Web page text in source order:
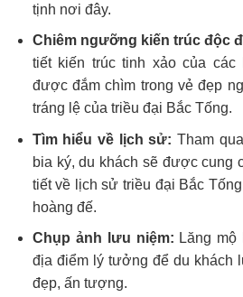
tịnh nơi đây.
Chiêm ngưỡng kiến trúc độc
tiết kiến trúc tinh xảo của các
được đắm chìm trong vẻ đẹp
tráng lệ của triều đại Bắc Tống.
Tìm hiểu về lịch sử: Tham
bia ký, du khách sẽ được cung
tiết về lịch sử triều đại Bắc
hoàng đế.
Chụp ảnh lưu niệm: Lăng mộ
địa điểm lý tưởng để du khách
đẹp, ấn tượng.